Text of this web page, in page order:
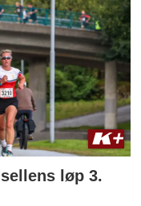
løp 3.